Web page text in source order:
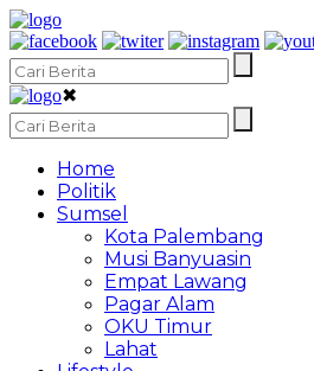
✖
Home
Politik
Sumsel
Kota Palembang
Musi Banyuasin
Empat Lawang
Pagar Alam
OKU Timur
Lahat